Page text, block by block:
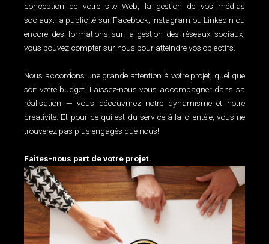
conception de votre site Web; la gestion de vos médias
sociaux; la publicité sur Facebook, Instagram ou LinkedIn ou
encore des formations sur la gestion des réseaux sociaux,
vous pouvez compter sur nous pour atteindre vos objectifs.
Nous accordons une grande attention à votre projet, quel que
soit votre budget. Laissez-nous vous accompagner dans sa
réalisation — vous découvrirez notre dynamisme et notre
créativité. Et pour ce qui est du service à la clientèle, vous ne
trouverez pas plus engagés que nous!
Faites-nous part de votre projet.